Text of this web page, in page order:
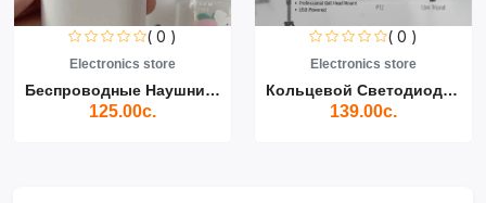
( 0 )
Electronics store
Беспроводные Наушники Air...
125.00с.
( 0 )
Electronics store
Кольцевой Светодиодный Св...
139.00с.